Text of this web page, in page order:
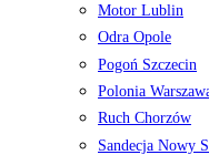
Motor Lublin
Odra Opole
Pogoń Szczecin
Polonia
Ruch Chorzów
Sandecja Nowy